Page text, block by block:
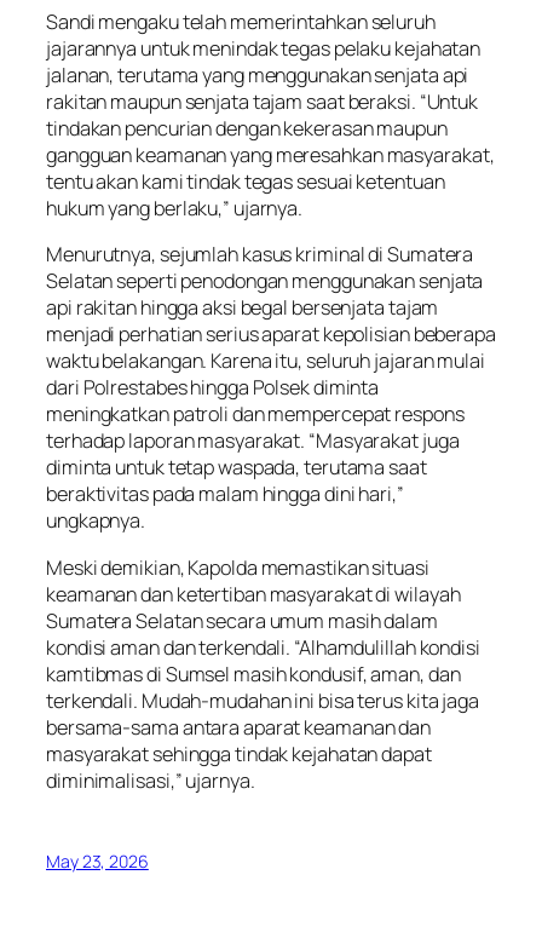
Sandi mengaku telah memerintahkan seluruh
jajarannya untuk menindak tegas pelaku kejahatan
jalanan, terutama yang menggunakan senjata api
rakitan maupun senjata tajam saat beraksi. “Untuk
tindakan pencurian dengan kekerasan maupun
gangguan keamanan yang meresahkan masyarakat,
tentu akan kami tindak tegas sesuai ketentuan
hukum yang berlaku,” ujarnya.
Menurutnya, sejumlah kasus kriminal di Sumatera
Selatan seperti penodongan menggunakan senjata
api rakitan hingga aksi begal bersenjata tajam
menjadi perhatian serius aparat kepolisian beberapa
waktu belakangan. Karena itu, seluruh jajaran mulai
dari Polrestabes hingga Polsek diminta
meningkatkan patroli dan mempercepat respons
terhadap laporan masyarakat. “Masyarakat juga
diminta untuk tetap waspada, terutama saat
beraktivitas pada malam hingga dini hari,”
ungkapnya.
Meski demikian, Kapolda memastikan situasi
keamanan dan ketertiban masyarakat di wilayah
Sumatera Selatan secara umum masih dalam
kondisi aman dan terkendali. “Alhamdulillah kondisi
kamtibmas di Sumsel masih kondusif, aman, dan
terkendali. Mudah-mudahan ini bisa terus kita jaga
bersama-sama antara aparat keamanan dan
masyarakat sehingga tindak kejahatan dapat
diminimalisasi,” ujarnya.
May 23, 2026